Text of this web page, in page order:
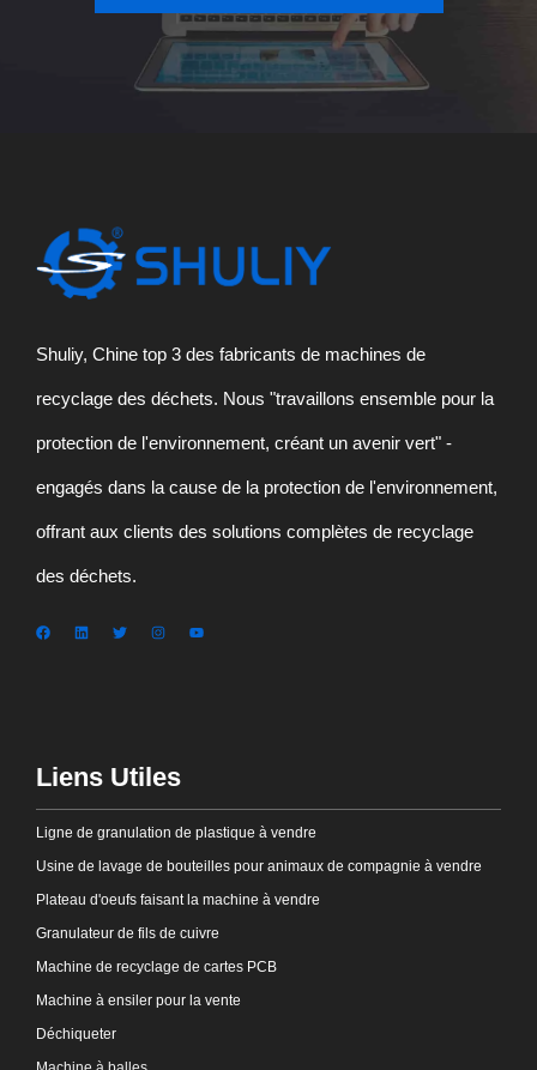
Shuliy, Chine top 3 des fabricants de machines de
recyclage des déchets. Nous "travaillons ensemble pour la
protection de l'environnement, créant un avenir vert" -
engagés dans la cause de la protection de l'environnement,
offrant aux clients des solutions complètes de recyclage
des déchets.
Liens Utiles
Ligne de granulation de plastique à vendre
Usine de lavage de bouteilles pour animaux de compagnie à vendre
Plateau d'oeufs faisant la machine à vendre
Granulateur de fils de cuivre
Machine de recyclage de cartes PCB
Machine à ensiler pour la vente
Déchiqueter